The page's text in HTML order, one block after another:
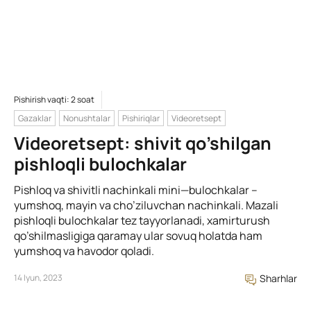
Pishirish vaqti: 2 soat
Gazaklar
Nonushtalar Pishiriqlar Videoretsept
Videoretsept: shivit qo’shilgan
pishloqli bulochkalar
Pishloq va shivitli nachinkali mini—bulochkalar –
yumshoq, mayin va cho’ziluvchan nachinkali. Mazali
pishloqli bulochkalar tez tayyorlanadi, xamirturush
qo’shilmasligiga qaramay ular sovuq holatda ham
yumshoq va havodor qoladi.
14 Iyun, 2023 Sharhlar